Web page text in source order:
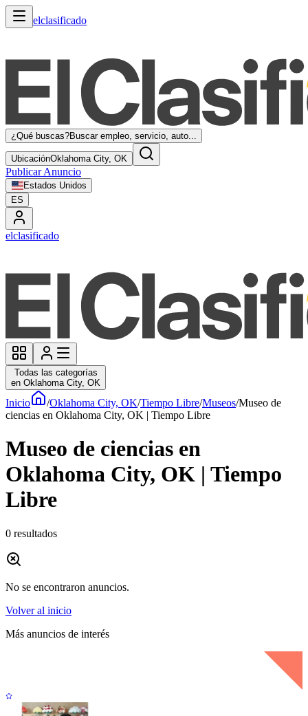
elclasificado
¿Qué buscas?Buscar empleo, servicio, auto...
UbicaciónOklahoma City, OK
Publicar Anuncio
Estados Unidos
ES
elclasificado
Todas las categorías
en Oklahoma City, OK
Inicio /Oklahoma City, OK/Tiempo Libre/Museos/Museo de
ciencias en Oklahoma City, OK | Tiempo Libre
Museo de ciencias en
Oklahoma City, OK | Tiempo
Libre
0 resultados
No se encontraron anuncios.
Volver al inicio
Más anuncios de interés